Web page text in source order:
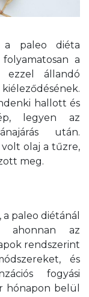
a paleo diéta
a
ezzel állandó
hallott és
legyen az
után.
olaj a tűzre,
meg.
paleo diétánál
ahonnan az
rendszerint
és
fogyási
hónapon belül